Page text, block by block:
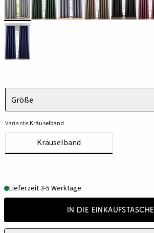
Größe
Variante:Kräuselband
Kräuselband
Lieferzeit 3-5 Werktage
In die Einkaufstasche